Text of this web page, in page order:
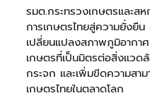
รมต.กระทรวงเกษตรและส
การเกษตรไทยสู่ความยั่งยื
เปลี่ยนแปลงสภาพภูมิอากา
เกษตรที่เป็นมิตรต่อสิ่งแวด
กระจก และเพิ่มขีดความสา
เกษตรไทยในตลาดโลก